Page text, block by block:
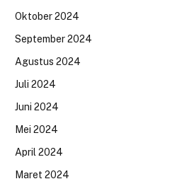
Oktober 2024
September 2024
Agustus 2024
Juli 2024
Juni 2024
Mei 2024
April 2024
Maret 2024